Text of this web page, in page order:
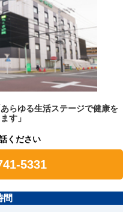
らゆる生活ステージで健康を
す」
ください
5331
間